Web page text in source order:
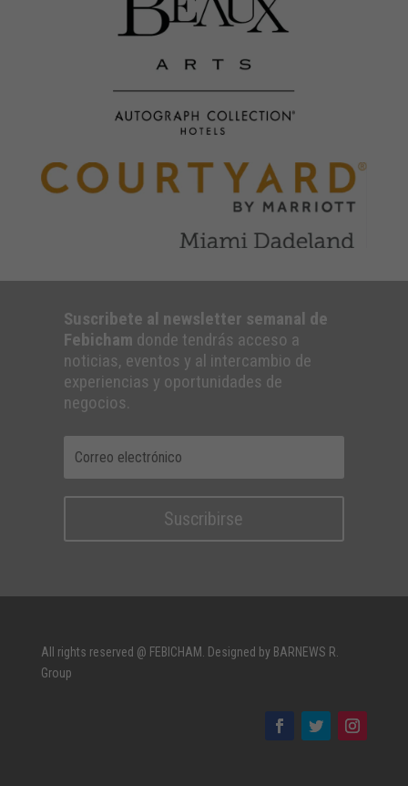
Suscribete al newsletter semanal de
Febicham donde tendrás acceso a
noticias, eventos y al intercambio de
experiencias y oportunidades de
negocios.
Suscribirse
All rights reserved @ FEBICHAM. Designed by BARNEWS R.
Group